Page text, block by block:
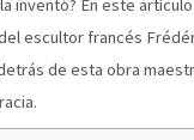
inventó? En este
escultor francés
de esta obra